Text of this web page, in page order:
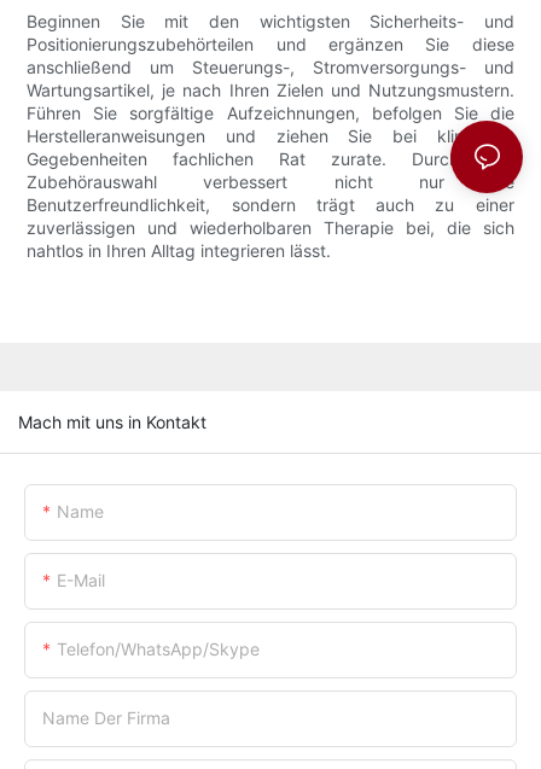
Beginnen Sie mit den wichtigsten Sicherheits- und
Positionierungszubehörteilen und ergänzen Sie diese
anschließend um Steuerungs-, Stromversorgungs- und
Wartungsartikel, je nach Ihren Zielen und Nutzungsmustern.
Führen Sie sorgfältige Aufzeichnungen, befolgen Sie die
Herstelleranweisungen und ziehen Sie bei klinischen
Gegebenheiten fachlichen Rat zurate. Durchdachte
Zubehörauswahl verbessert nicht nur die
Benutzerfreundlichkeit, sondern trägt auch zu einer
zuverlässigen und wiederholbaren Therapie bei, die sich
nahtlos in Ihren Alltag integrieren lässt.
Mach mit uns in Kontakt
Name
E-Mail
Telefon/WhatsApp/Skype
Name Der Firma